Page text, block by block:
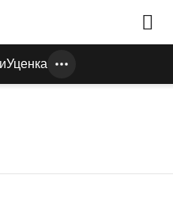
Уценка